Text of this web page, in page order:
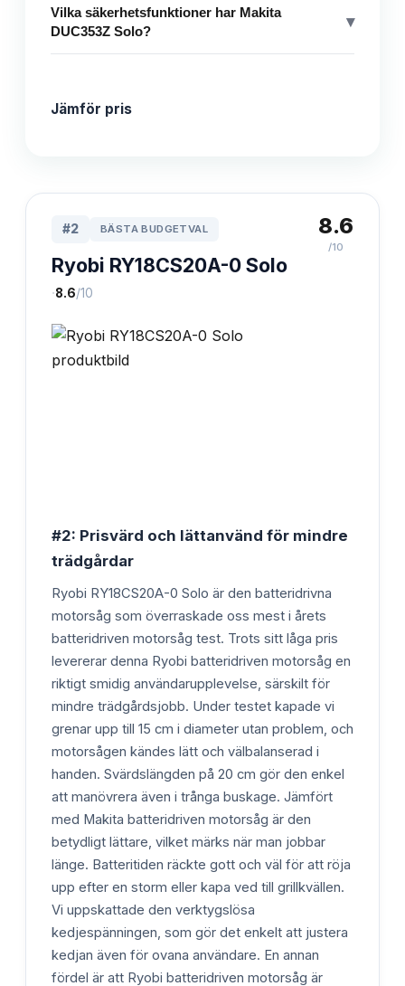
Vilka säkerhetsfunktioner har Makita
DUC353Z Solo?
▾
Jämför pris
#2 BÄSTA BUDGETVAL
Ryobi RY18CS20A-0 Solo
·8.6/10
8.6
/10
#2: Prisvärd och lättanvänd för mindre
trädgårdar
Ryobi RY18CS20A-0 Solo är den batteridrivna
motorsåg som överraskade oss mest i årets
batteridriven motorsåg test. Trots sitt låga pris
levererar denna Ryobi batteridriven motorsåg en
riktigt smidig användarupplevelse, särskilt för
mindre trädgårdsjobb. Under testet kapade vi
grenar upp till 15 cm i diameter utan problem, och
motorsågen kändes lätt och välbalanserad i
handen. Svärdslängden på 20 cm gör den enkel
att manövrera även i trånga buskage. Jämfört
med Makita batteridriven motorsåg är den
betydligt lättare, vilket märks när man jobbar
länge. Batteritiden räckte gott och väl för att röja
upp efter en storm eller kapa ved till grillkvällen.
Vi uppskattade den verktygslösa
kedjespänningen, som gör det enkelt att justera
kedjan även för ovana användare. En annan
fördel är att Ryobi batteridriven motorsåg är